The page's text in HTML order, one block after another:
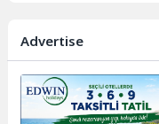
Advertise